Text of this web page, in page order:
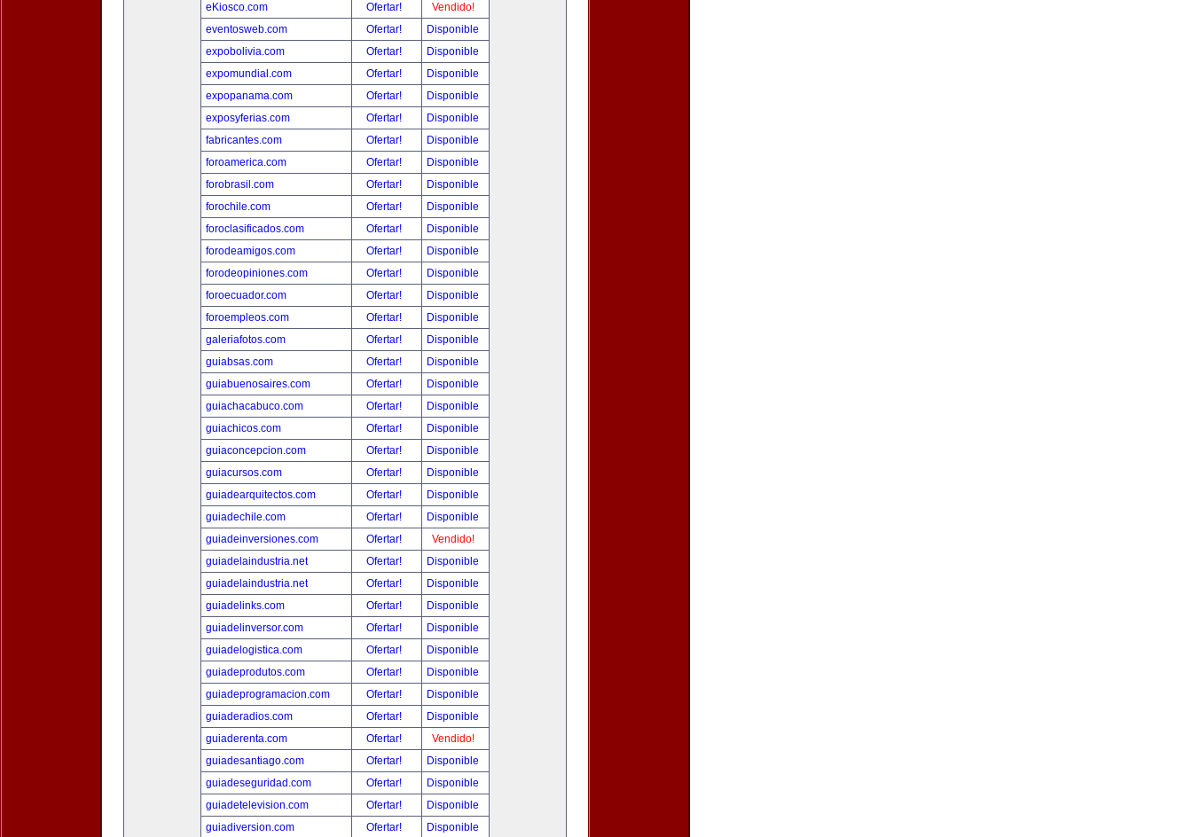
eKiosco.com
Ofertar!
Vendido!
eventosweb.com
Ofertar!
Disponible
expobolivia.com
Ofertar!
Disponible
expomundial.com
Ofertar!
Disponible
expopanama.com
Ofertar!
Disponible
exposyferias.com
Ofertar!
Disponible
fabricantes.com
Ofertar!
Disponible
foroamerica.com
Ofertar!
Disponible
forobrasil.com
Ofertar!
Disponible
forochile.com
Ofertar!
Disponible
foroclasificados.com
Ofertar!
Disponible
forodeamigos.com
Ofertar!
Disponible
forodeopiniones.com
Ofertar!
Disponible
foroecuador.com
Ofertar!
Disponible
foroempleos.com
Ofertar!
Disponible
galeriafotos.com
Ofertar!
Disponible
guiabsas.com
Ofertar!
Disponible
guiabuenosaires.com
Ofertar!
Disponible
guiachacabuco.com
Ofertar!
Disponible
guiachicos.com
Ofertar!
Disponible
guiaconcepcion.com
Ofertar!
Disponible
guiacursos.com
Ofertar!
Disponible
guiadearquitectos.com
Ofertar!
Disponible
guiadechile.com
Ofertar!
Disponible
guiadeinversiones.com
Ofertar!
Vendido!
guiadelaindustria.net
Ofertar!
Disponible
guiadelaindustria.net
Ofertar!
Disponible
guiadelinks.com
Ofertar!
Disponible
guiadelinversor.com
Ofertar!
Disponible
guiadelogistica.com
Ofertar!
Disponible
guiadeprodutos.com
Ofertar!
Disponible
guiadeprogramacion.com
Ofertar!
Disponible
guiaderadios.com
Ofertar!
Disponible
guiaderenta.com
Ofertar!
Vendido!
guiadesantiago.com
Ofertar!
Disponible
guiadeseguridad.com
Ofertar!
Disponible
guiadetelevision.com
Ofertar!
Disponible
guiadiversion.com
Ofertar! Disponible